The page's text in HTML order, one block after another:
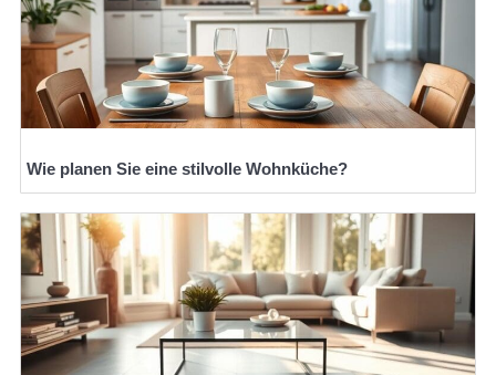
Wie planen Sie eine stilvolle Wohnküche?